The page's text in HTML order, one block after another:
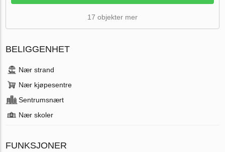
17 objekter mer
BELIGGENHET
Nær strand
Nær kjøpesentre
Sentrumsnært
Nær skoler
FUNKSJONER